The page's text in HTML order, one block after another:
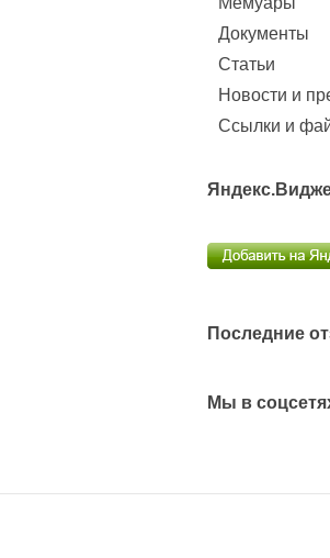
Документы
Статьи
Новости и
Ссылки и
Последние
Мы в